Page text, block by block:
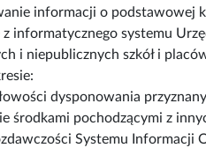
informacji o podstawowej
informatycznego systemu
i niepublicznych szkół i
dysponowania
środkami pochodzącymi z
Systemu Informacji